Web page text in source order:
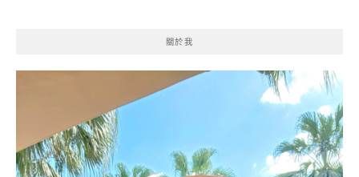
關於我